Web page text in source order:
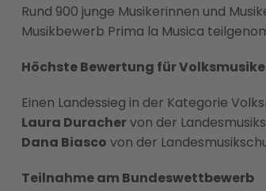
Rund 900 junge Musikerinnen und
Musikbewerb Prima la Musica
Höchste Bewertung für
Einen Landessieg in der Kategorie
Laura Durachervon der
Dana Biasco von der
Teilnahme am Bundeswettbewerb